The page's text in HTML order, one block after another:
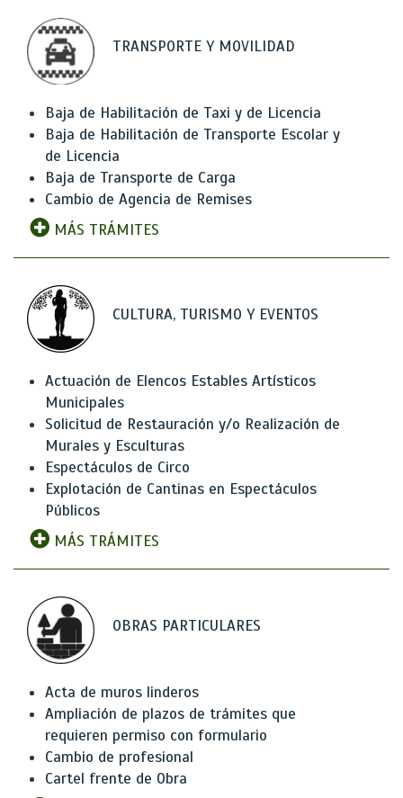
TRANSPORTE Y MOVILIDAD
Baja de Habilitación de Taxi y de Licencia
Baja de Habilitación de Transporte Escolar y
de Licencia
Baja de Transporte de Carga
Cambio de Agencia de Remises
MÁS TRÁMITES
CULTURA, TURISMO Y EVENTOS
Actuación de Elencos Estables Artísticos
Municipales
Solicitud de Restauración y/o Realización de
Murales y Esculturas
Espectáculos de Circo
Explotación de Cantinas en Espectáculos
Públicos
MÁS TRÁMITES
OBRAS PARTICULARES
Acta de muros linderos
Ampliación de plazos de trámites que
requieren permiso con formulario
Cambio de profesional
Cartel frente de Obra